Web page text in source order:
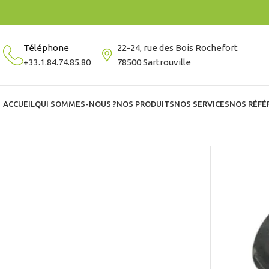
Téléphone
+33.1.84.74.85.80
22-24, rue des Bois Rochefort
78500 Sartrouville
ACCUEIL QUI SOMMES-NOUS ?NOS PRODUITSNOS SERVICESNOS